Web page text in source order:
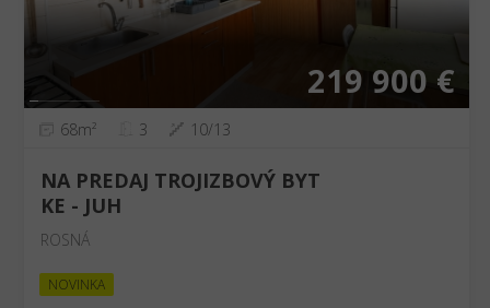
219 900 €
68m² 3 10/13
NA PREDAJ TROJIZBOVÝ BYT
KE - JUH
ROSNÁ
NOVINKA